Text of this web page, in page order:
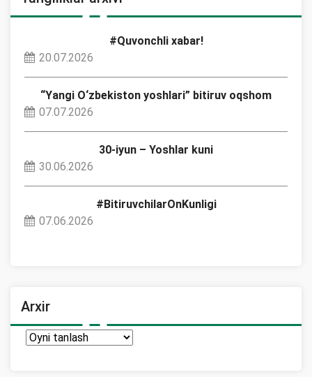
#Quvonchli xabar!
20.07.2026
“Yangi O‘zbekiston yoshlari” bitiruv oqshom
07.07.2026
30-iyun – Yoshlar kuni
30.06.2026
#BitiruvchilarOnKunligi
07.06.2026
Arxir
Arxir